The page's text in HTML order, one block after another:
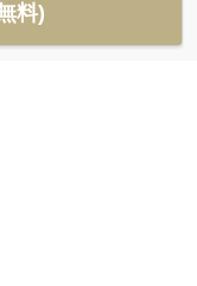
料)